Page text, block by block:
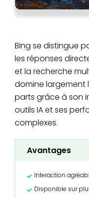
Bing se distingue
les réponses
et la recherche
domine largement
parts grâce à son
outils IA et ses
complexes.
Avantages
Interaction
Disponible sur